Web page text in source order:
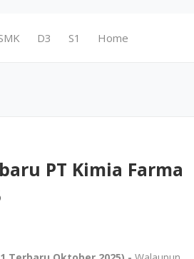
D3 S1 Home
PT Kimia Farma